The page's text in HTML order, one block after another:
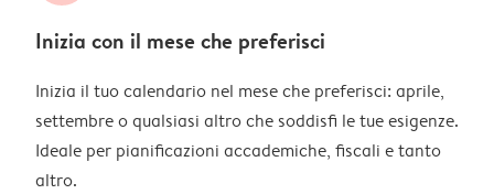
Inizia con il mese che preferisci
Inizia il tuo calendario nel mese che preferisci: aprile,
settembre o qualsiasi altro che soddisfi le tue esigenze.
Ideale per pianificazioni accademiche, fiscali e tanto
altro.